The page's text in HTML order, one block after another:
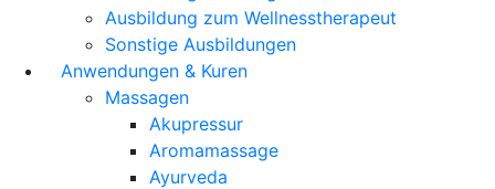
Ausbildung zum Wellnesstherapeut
Sonstige Ausbildungen
Anwendungen & Kuren
Massagen
Akupressur
Aromamassage
Ayurveda